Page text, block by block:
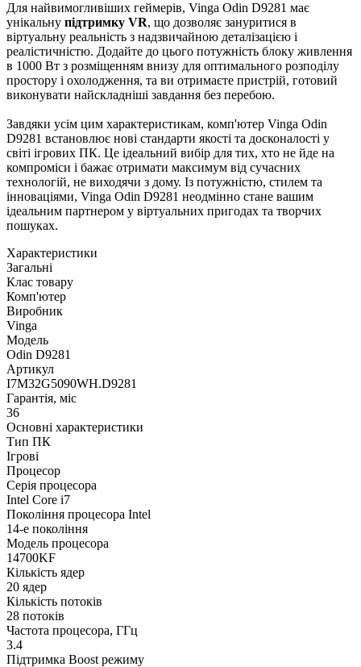
Для найвимогливіших геймерів, Vinga Odin D9281 має
унікальну підтримку VR, що дозволяє зануритися в
віртуальну реальність з надзвичайною деталізацією і
реалістичністю. Додайте до цього потужність блоку живлення
в 1000 Вт з розміщенням внизу для оптимального розподілу
простору і охолодження, та ви отримаєте пристрій, готовий
виконувати найскладніші завдання без перебою.
Завдяки усім цим характеристикам, комп'ютер Vinga Odin
D9281 встановлює нові стандарти якості та досконалості у
світі ігрових ПК. Це ідеальний вибір для тих, хто не йде на
компроміси і бажає отримати максимум від сучасних
технологій, не виходячи з дому. Із потужністю, стилем та
інноваціями, Vinga Odin D9281 неодмінно стане вашим
ідеальним партнером у віртуальних пригодах та творчих
пошуках.
Характеристики
Загальні
Клас товару
Комп'ютер
Виробник
Vinga
Модель
Odin D9281
Артикул
I7M32G5090WH.D9281
Гарантія, міс
36
Основні характеристики
Тип ПК
Ігрові
Процесор
Серія процесора
Intel Core i7
Покоління процесора Intel
14-е покоління
Модель процесора
14700KF
Кількість ядер
20 ядер
Кількість потоків
28 потоків
Частота процесора, ГГц
3.4
Підтримка Boost режиму